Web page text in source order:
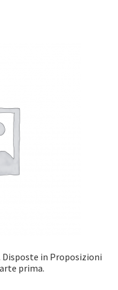
Disposte in Proposizioni
prima.